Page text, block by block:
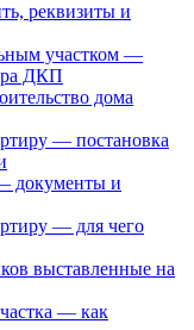
реквизиты и
участком —
ДКП
дома
— постановка
документы и
— для чего
выставленные на
— как